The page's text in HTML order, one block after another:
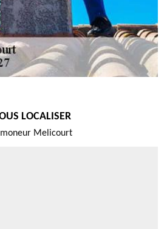
LOCALISER
Melicourt